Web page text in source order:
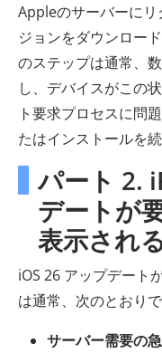
Appleのサーバーにリ
ジョンをダウンロー
のステップは通常、
し、デバイスがこの
ト要求プロセスに問
たはインストールを
パート 2.
デートが
表示され
iOS 26 アップデート
は通常、次のとおりで
サーバー需要の急